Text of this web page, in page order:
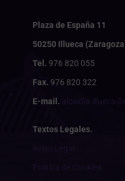
Plaza de España 11
50250 Illueca
Tel. 976 820 055
Fax. 976 820 322
E-mail.
Textos Legales.
Aviso Legal
Política de Cookies